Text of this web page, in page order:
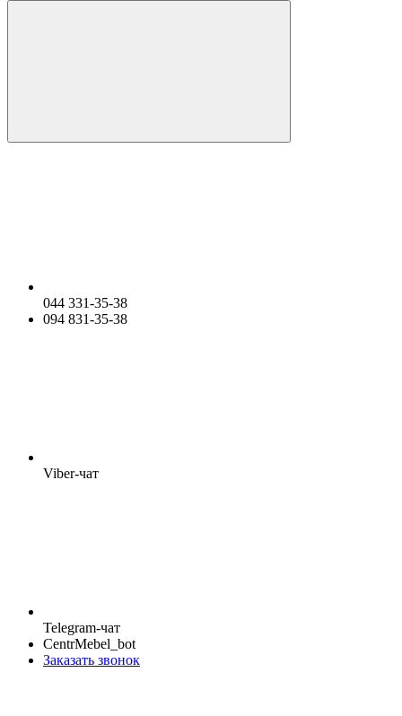
044 331-35-38
094 831-35-38
Viber-чат
Telegram-чат
CentrMebel_bot
Заказать звонок